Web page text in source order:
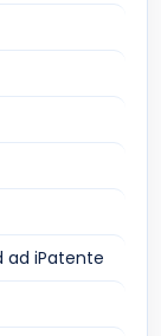
ad iPatente